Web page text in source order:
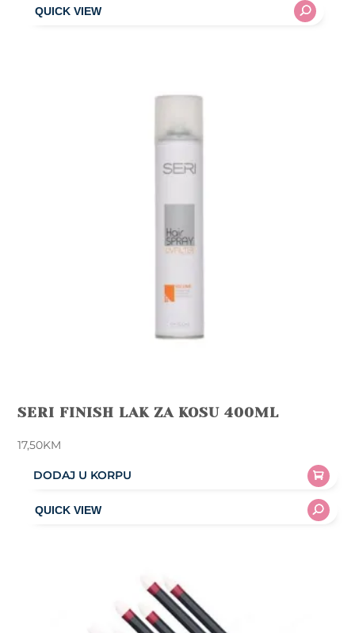
SERI FINISH LAK ZA KOSU 400ML
17,50KM
DODAJ U KORPU